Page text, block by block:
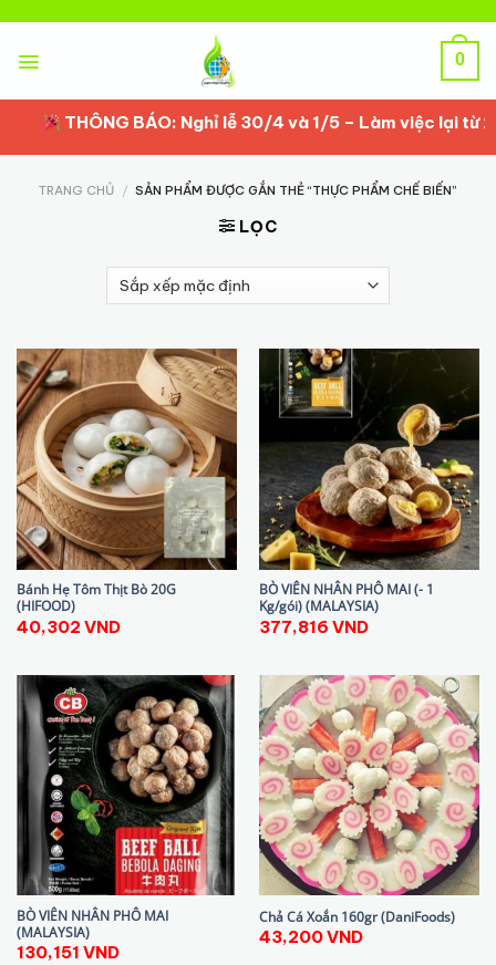
content
0
THÔNG BÁO: Nghỉ lễ 30/4 và 1/5 – Làm việc lại từ 2/
TRANG CHỦ / SẢN PHẨM ĐƯỢC GẮN THẺ “THỰC PHẨM CHẾ BIẾN”
LỌC
Bánh Hẹ Tôm Thịt Bò 20G
(HIFOOD)
40,302 VND
BÒ VIÊN NHÂN PHÔ MAI (- 1
Kg/gói) (MALAYSIA)
377,816 VND
BÒ VIÊN NHÂN PHÔ MAI
(MALAYSIA)
130,151 VND
Chả Cá Xoắn 160gr (DaniFoods)
43,200VND